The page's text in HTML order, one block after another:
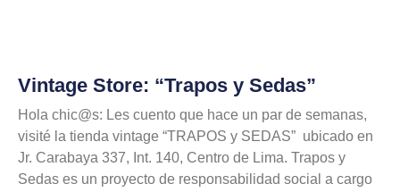
Vintage Store: “Trapos y Sedas”
Hola chic@s: Les cuento que hace un par de semanas,
visité la tienda vintage “TRAPOS y SEDAS” ubicado en
Jr. Carabaya 337, Int. 140, Centro de Lima. Trapos y
Sedas es un proyecto de responsabilidad social a cargo